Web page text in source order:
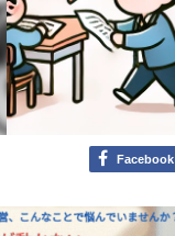
Facebook